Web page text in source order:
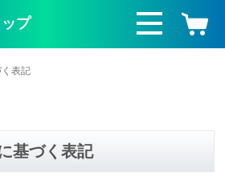
プ
表記
基づく表記